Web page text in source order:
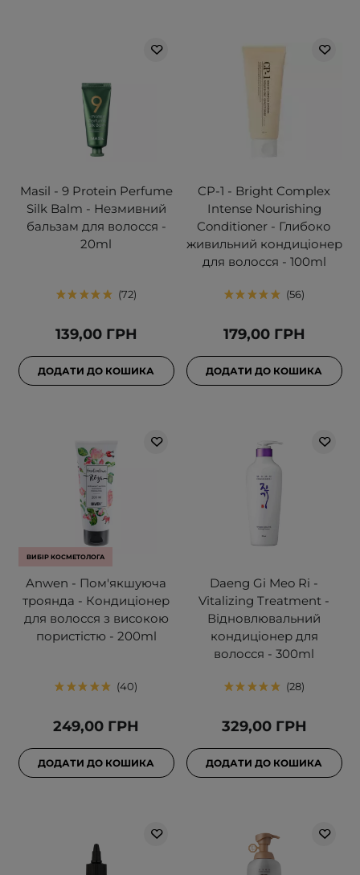
Masil - 9 Protein Perfume
Silk Balm - Незмивний
бальзам для волосся -
20ml
72
139,00 ГРН
ДОДАТИ ДО КОШИКА
CP-1 - Bright Complex
Intense Nourishing
Conditioner - Глибоко
живильний кондиціонер
для волосся - 100ml
56
179,00 ГРН
ДОДАТИ ДО КОШИКА
ВИБІР КОСМЕТОЛОГА
Anwen - Пом'якшуюча
троянда - Кондиціонер
для волосся з високою
пористістю - 200ml
40
249,00 ГРН
ДОДАТИ ДО КОШИКА
Daeng Gi Meo Ri -
Vitalizing Treatment -
Відновлювальний
кондиціонер для
волосся - 300ml
28
329,00 ГРН
ДОДАТИ ДО КОШИКА